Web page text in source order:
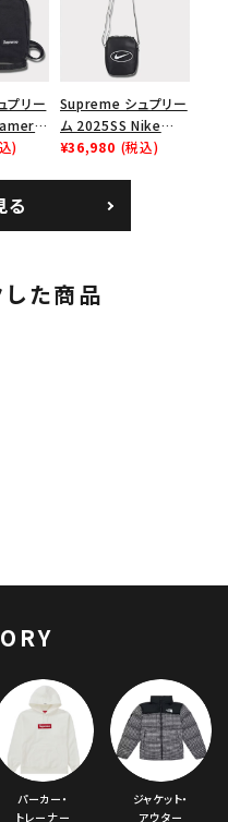
ホワ
プリー
)
Supreme シュプリー
ム 2025SS Nike
Leather Shoulder
¥36,980 (税込)
る
た商品
パーカー・
トレーナー
ジャケット・
アウター